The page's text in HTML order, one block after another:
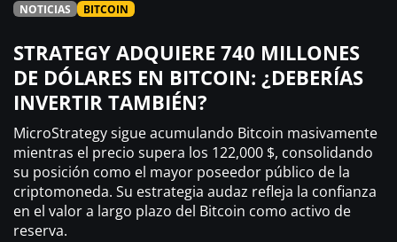
Trading
¿ Dónde comprar ?
NOTICIAS BITCOIN
STRATEGY ADQUIERE 740 MILLONES
DE DÓLARES EN BITCOIN: ¿DEBERÍAS
INVERTIR TAMBIÉN?
MicroStrategy sigue acumulando Bitcoin masivamente
mientras el precio supera los 122,000 $, consolidando
su posición como el mayor poseedor público de la
criptomoneda. Su estrategia audaz refleja la confianza
en el valor a largo plazo del Bitcoin como activo de
reserva.